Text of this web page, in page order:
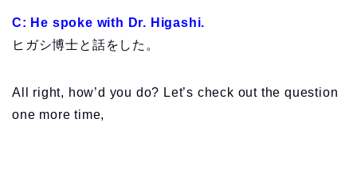
C: He spoke with Dr. Higashi.
ヒガシ博士と話をした。
All right, how’d you do? Let’s check out the question
one more time,